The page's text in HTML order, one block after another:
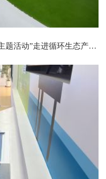
20231103越城区“生活垃圾分类主题活动”走进循环生态产业园（一期）再生资源发电厂